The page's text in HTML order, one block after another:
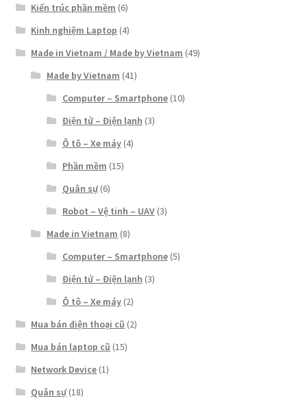
Kiến trúc phần mềm (6)
Kinh nghiệm Laptop (4)
Made in Vietnam / Made by Vietnam (49)
Made by Vietnam (41)
Computer – Smartphone(10)
Điện tử – Điện lạnh (3)
Ô tô – Xe máy(4)
Phần mềm (15)
Quân sự(6)
Robot – Vệ tinh – UAV(3)
Made in Vietnam (8)
Computer – Smartphone(5)
Điện tử – Điện lạnh (3)
Ô tô – Xe máy(2)
Mua bán điện thoại cũ (2)
Mua bán laptop cũ (15)
Network Device (1)
Quân sự (18)